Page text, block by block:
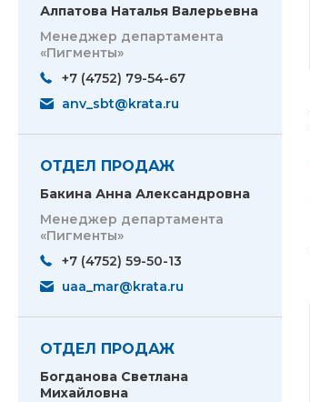
Алпатова Наталья Валерьевна
Менеджер департамента
«Пигменты»
+7 (4752) 79-54-67
anv_sbt@krata.ru
ОТДЕЛ ПРОДАЖ
Бакина Анна Александровна
Менеджер департамента
«Пигменты»
+7 (4752) 59-50-13
uaa_mar@krata.ru
ОТДЕЛ ПРОДАЖ
Богданова Светлана
Михайловна